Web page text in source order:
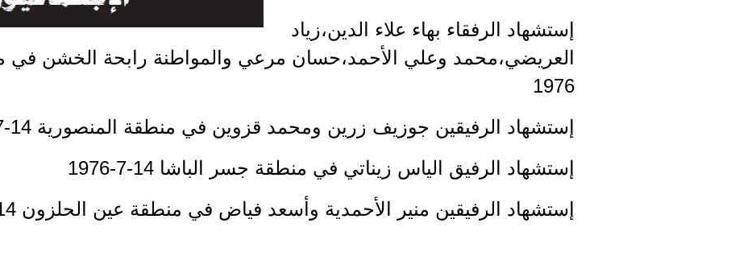
إستشهاد الرفقاء بهاء علاء الدين،زياد
1976
إستشهاد الرفيقين جوزيف زرين ومحمد قزوين في منطقة المنصورية 14-7-1976
إستشهاد الرفيق الياس زيناتي في منطقة جسر الباشا 14-7-1976
إستشهاد الرفيقين منير الأحمدية وأسعد فياض في منطقة عين الحلزون 14-7-1984